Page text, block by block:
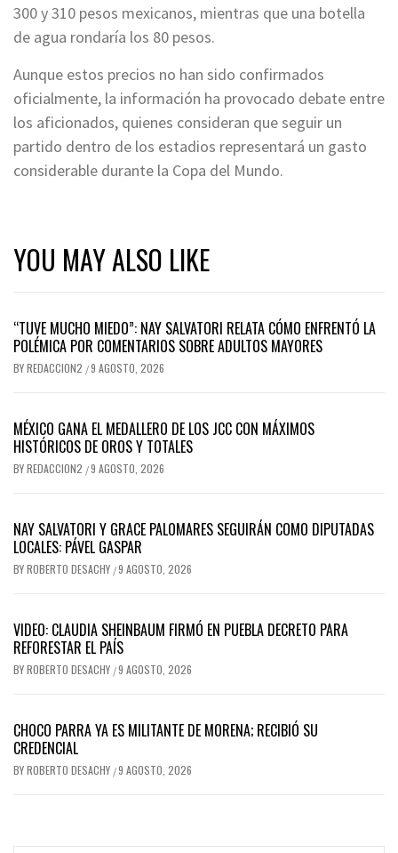
300 y 310 pesos mexicanos, mientras que una botella
de agua rondaría los 80 pesos.
Aunque estos precios no han sido confirmados
oficialmente, la información ha provocado debate entre
los aficionados, quienes consideran que seguir un
partido dentro de los estadios representará un gasto
considerable durante la Copa del Mundo.
YOU MAY ALSO LIKE
“TUVE MUCHO MIEDO”: NAY SALVATORI RELATA CÓMO ENFRENTÓ LA
POLÉMICA POR COMENTARIOS SOBRE ADULTOS MAYORES
BYREDACCION2 /9 AGOSTO, 2026
MÉXICO GANA EL MEDALLERO DE LOS JCC CON MÁXIMOS
HISTÓRICOS DE OROS Y TOTALES
BYREDACCION2 /9 AGOSTO, 2026
NAY SALVATORI Y GRACE PALOMARES SEGUIRÁN COMO DIPUTADAS
LOCALES: PÁVEL GASPAR
BYROBERTO DESACHY /9 AGOSTO, 2026
VIDEO: CLAUDIA SHEINBAUM FIRMÓ EN PUEBLA DECRETO PARA
REFORESTAR EL PAÍS
BYROBERTO DESACHY /9 AGOSTO, 2026
CHOCO PARRA YA ES MILITANTE DE MORENA; RECIBIÓ SU
CREDENCIAL
BYROBERTO DESACHY /9 AGOSTO, 2026